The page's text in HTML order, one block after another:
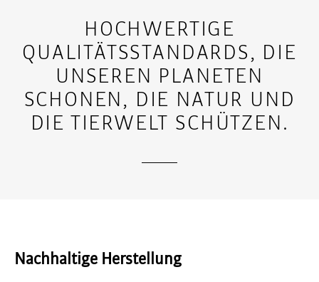
HOCHWERTIGE
QUALITÄTSSTANDARDS, DIE
UNSEREN PLANETEN
SCHONEN, DIE NATUR UND
DIE TIERWELT SCHÜTZEN.
Nachhaltige Herstellung